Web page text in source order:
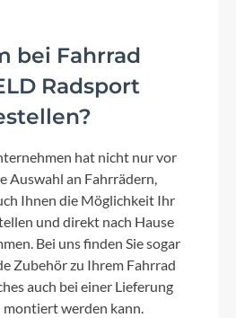
7.8 kg
Umwerfer
System
Steuersatz
AIF-1134
Sattel
bei Fahrrad
Radsport
hat nicht nur vor
Auswahl an Fahrrädern,
Ihnen die Möglichkeit Ihr
und direkt nach Hause
Bei uns finden Sie sogar
Zubehör zu Ihrem Fahrrad
auch bei einer Lieferung
montiert werden kann.